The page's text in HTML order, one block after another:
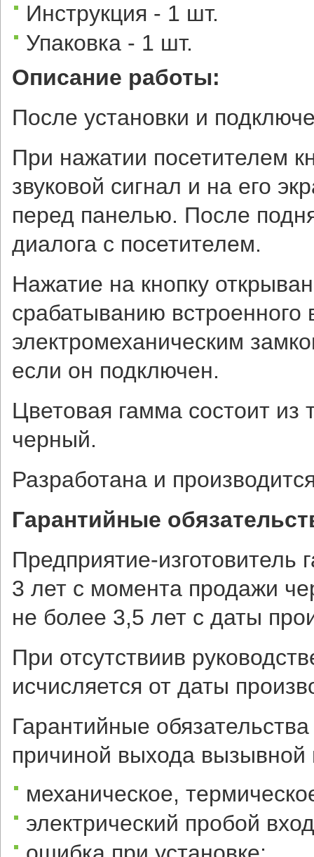
Инструкция - 1 шт.
Упаковка - 1 шт.
Описание работы:
После установки и
При нажатии посетителем
звуковой сигнал и на его
перед панелью. После
диалога с посетителем.
Нажатие на кнопку
срабатыванию встроенного
электромеханическим
если он подключен.
Цветовая гамма состоит из
черный.
Разработана и
Гарантийные
Предприятие-изготовитель
3 лет с момента продажи
не более 3,5 лет с даты
При отсутствиив
исчисляется от даты
Гарантийные
причиной выхода вызывной
механическое,
электрический пробой